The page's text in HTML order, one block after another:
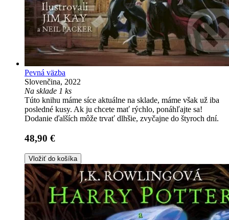
Pevná väzba
Slovenčina, 2022
Na sklade 1 ks
Túto knihu máme síce aktuálne na sklade, máme však už iba
posledné kusy. Ak ju chcete mať rýchlo, ponáhľajte sa!
Dodanie ďalších môže trvať dlhšie, zvyčajne do štyroch dní.
48,90 €
Vložiť do košíka